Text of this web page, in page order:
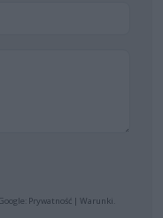
Prywatność | Warunki